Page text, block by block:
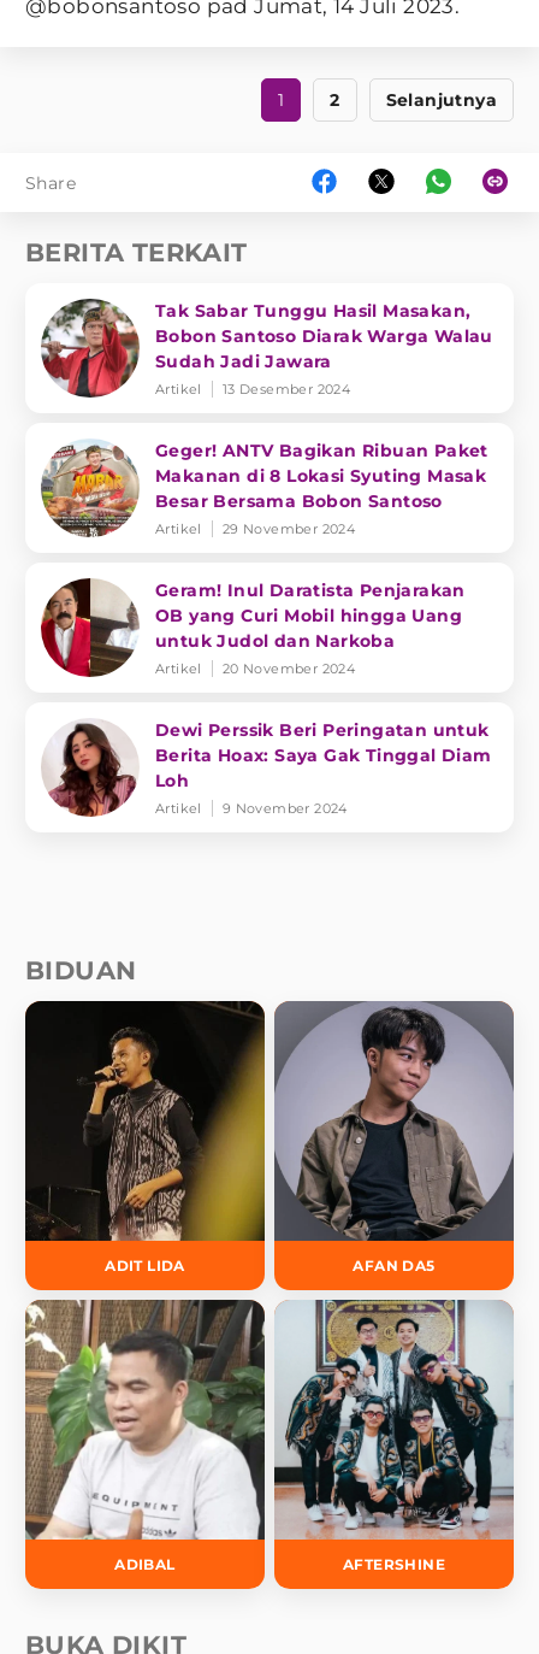
@bobonsantoso pad Jumat, 14 Juli 2023.
1 2 Selanjutnya
Share
BERITA TERKAIT
Tak Sabar Tunggu Hasil Masakan,
Bobon Santoso Diarak Warga Walau
Sudah Jadi Jawara
Artikel 13 Desember 2024
Geger! ANTV Bagikan Ribuan Paket
Makanan di 8 Lokasi Syuting Masak
Besar Bersama Bobon Santoso
Artikel 29 November 2024
Geram! Inul Daratista Penjarakan
OB yang Curi Mobil hingga Uang
untuk Judol dan Narkoba
Artikel 20 November 2024
Dewi Perssik Beri Peringatan untuk
Berita Hoax: Saya Gak Tinggal Diam
Loh
Artikel 9 November 2024
BIDUAN
ADIT LIDA AFAN DA5
ADIBAL AFTERSHINE
BUKA DIKIT